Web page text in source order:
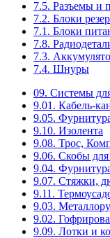
7.5. Разъемы и
7.2. Блоки
7.1. Блоки
7.8.
7.3.
7.4. Шнуры
09. Системы
9.01. Кабель-
9.05.
9.10. Изолента
9.08. Трос,
9.06. Скобы для
9.04.
9.07. Стяжки,
9.11.
9.03.
9.02.
9.09. Лотки и